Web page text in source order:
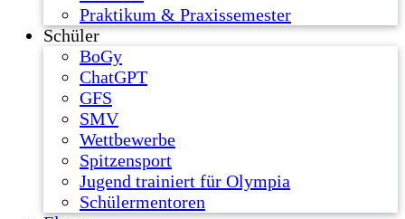
Praktikum & Praxissemester
Schüler
BoGy
ChatGPT
GFS
SMV
Wettbewerbe
Spitzensport
Jugend trainiert für Olympia
Schülermentoren